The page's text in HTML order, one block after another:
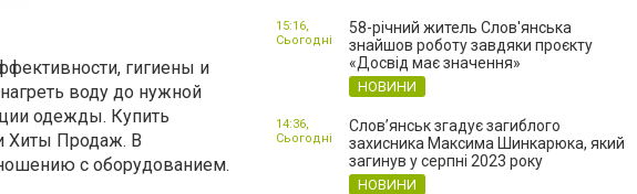
гигиены и
нагреть воду до нужной
одежды. Купить
Хиты Продаж. В
с оборудованием.
58-річний житель Слов'янська
знайшов роботу завдяки проєкту
«Досвід має значення»
НОВИНИ
15:16,
Сьогодні
Слов’янськ згадує загиблого
захисника Максима Шинкарюка, який
загинув у серпні 2023 року
НОВИНИ
14:36,
Сьогодні